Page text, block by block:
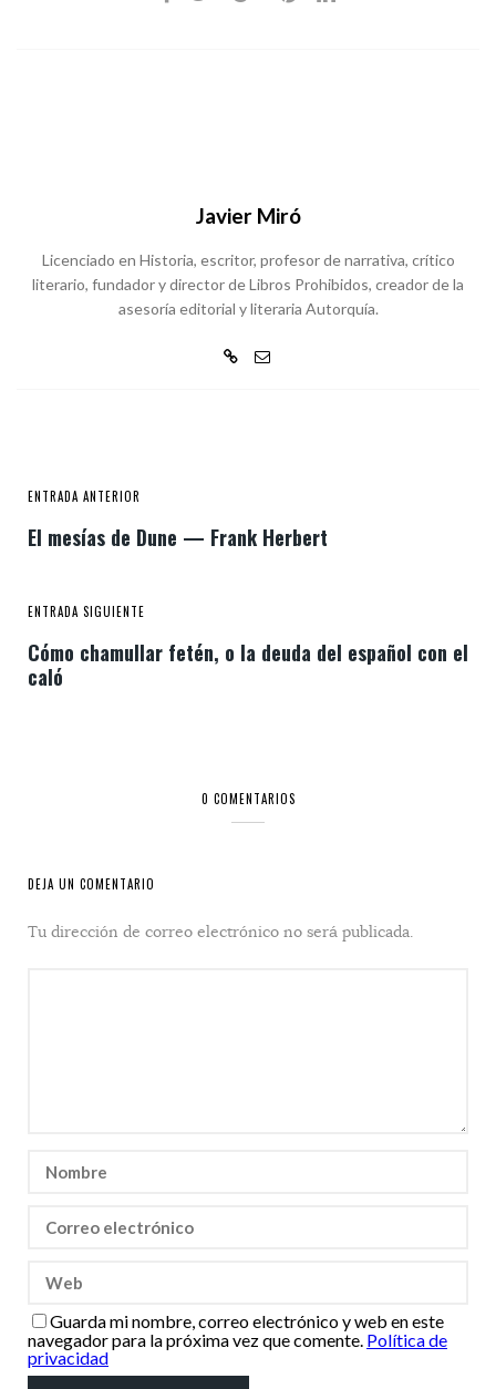
Javier Miró
Licenciado en Historia, escritor, profesor de narrativa, crítico
literario, fundador y director de Libros Prohibidos, creador de la
asesoría editorial y literaria Autorquía.
ENTRADA ANTERIOR
El mesías de Dune — Frank Herbert
ENTRADA SIGUIENTE
Cómo chamullar fetén, o la deuda del español con el
caló
0 COMENTARIOS
DEJA UN COMENTARIO
Tu dirección de correo electrónico no será publicada.
Guarda mi nombre, correo electrónico y web en este
navegador para la próxima vez que comente. Política de
privacidad